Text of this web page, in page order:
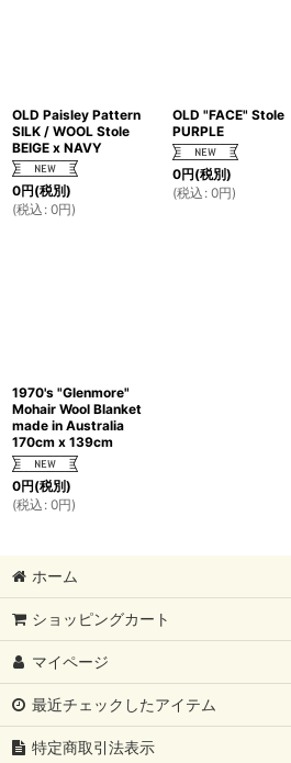
OLD Paisley Pattern
SILK / WOOL Stole
BEIGE x NAVY
0円(税別)
(税込 : 0円)
OLD "FACE" Stole
PURPLE
0円(税別)
(税込 : 0円)
1970's "Glenmore"
Mohair Wool Blanket
made in Australia
170cm x 139cm
0円(税別)
(税込 : 0円)
ホーム
ショッピングカート
マイページ
最近チェックしたアイテム
特定商取引法表示